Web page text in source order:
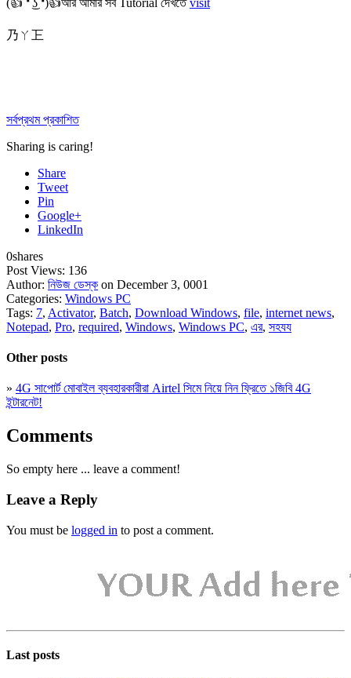
乃ㄚ㠪
সর্বপ্রথম প্রকাশিত
Sharing is caring!
Share
Tweet
Pin
Google+
LinkedIn
0shares
Post Views: 136
Author: নিউজ ডেস্ক on December 3, 0001
Categories: Windows PC
Tags: 7, Activator, Batch, Download Windows, file, internet news,
Notepad, Pro, required, Windows, Windows PC, এর, সহযয
Other posts
» 4G সাপোর্ট মোবাইল ব্যবহারকারীরা Airtel সিমে নিয়ে নিন ফ্রিতে ১জিবি 4G
ইন্টারনেট!
Comments
So empty here ... leave a comment!
Leave a Reply
You must be logged in to post a comment.
Last posts